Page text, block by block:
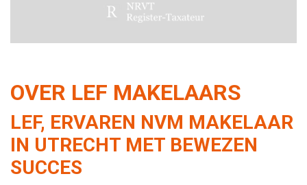
OVER LEF MAKELAARS
LEF, ERVAREN NVM MAKELAAR
IN UTRECHT MET BEWEZEN
SUCCES